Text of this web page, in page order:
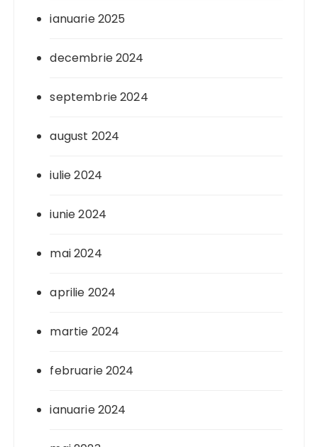
ianuarie 2025
decembrie 2024
septembrie 2024
august 2024
iulie 2024
iunie 2024
mai 2024
aprilie 2024
martie 2024
februarie 2024
ianuarie 2024